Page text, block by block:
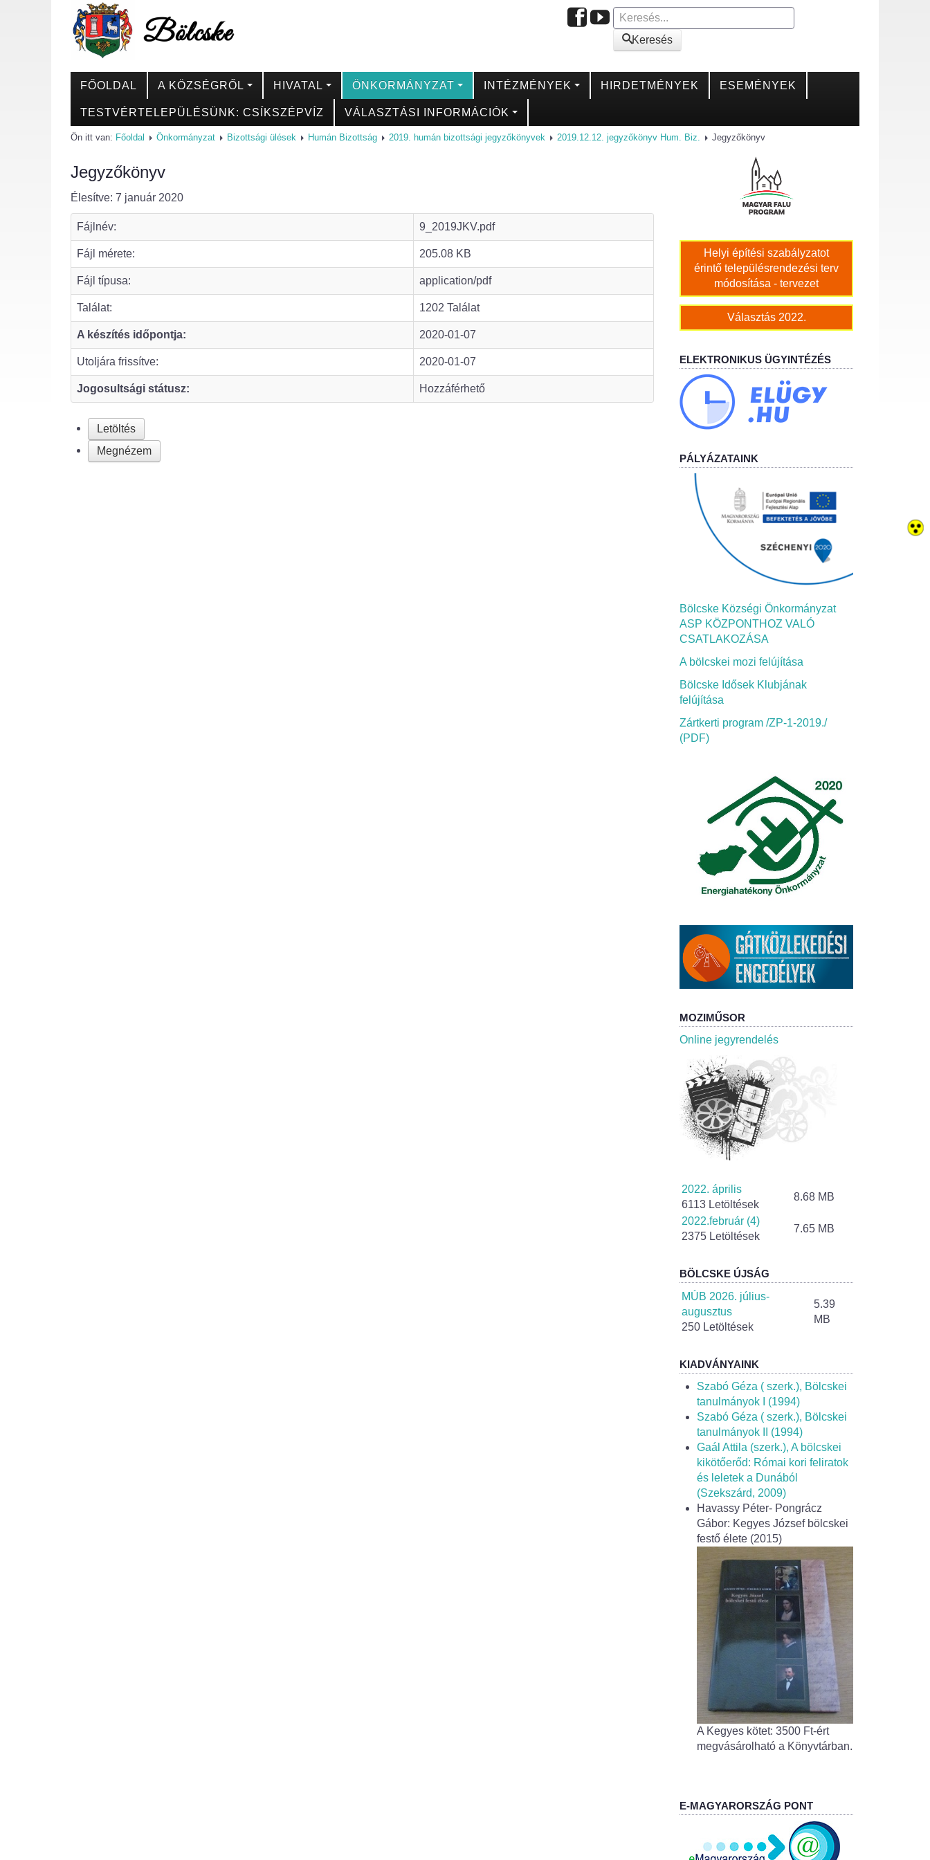
Keresés
FŐOLDAL A KÖZSÉGRŐL HIVATAL ÖNKORMÁNYZAT INTÉZMÉNYEK HIRDETMÉNYEK ESEMÉNYEK
TESTVÉRTELEPÜLÉSÜNK: CSÍKSZÉPVÍZ VÁLASZTÁSI INFORMÁCIÓK
Ön itt van: Főoldal Önkormányzat Bizottsági ülések Humán Bizottság 2019. humán bizottsági jegyzőkönyvek 2019.12.12. jegyzőkönyv Hum. Biz. Jegyzőkönyv
Jegyzőkönyv
Élesítve: 7 január 2020
Fájlnév: 9_2019JKV.pdf
Fájl mérete: 205.08 KB
Fájl típusa: application/pdf
Találat: 1202 Találat
A készítés időpontja: 2020-01-07
Utoljára frissítve: 2020-01-07
Jogosultsági státusz: Hozzáférhető
Letöltés
Megnézem
Helyi építési szabályzatot
érintő településrendezési terv
módosítása - tervezet
Választás 2022.
ELEKTRONIKUS ÜGYINTÉZÉS
PÁLYÁZATAINK
Bölcske Községi Önkormányzat
ASP KÖZPONTHOZ VALÓ
CSATLAKOZÁSA
A bölcskei mozi felújítása
Bölcske Idősek Klubjának
felújítása
Zártkerti program /ZP-1-2019./
(PDF)
MOZIMŰSOR
Online jegyrendelés
2022. április
6113 Letöltések
8.68 MB
2022.február (4)
2375 Letöltések
7.65 MB
BÖLCSKE ÚJSÁG
MÚB 2026. július-
augusztus
250 Letöltések
5.39
MB
KIADVÁNYAINK
Szabó Géza ( szerk.), Bölcskei
tanulmányok I (1994)
Szabó Géza ( szerk.), Bölcskei
tanulmányok II (1994)
Gaál Attila (szerk.), A bölcskei
kikötőerőd: Római kori feliratok
és leletek a Dunából
(Szekszárd, 2009)
Havassy Péter- Pongrácz
Gábor: Kegyes József bölcskei
festő élete (2015)
A Kegyes kötet: 3500 Ft-ért
megvásárolható a Könyvtárban.
E-MAGYARORSZÁG PONT